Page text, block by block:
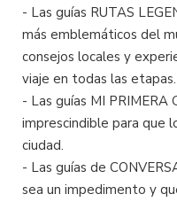
- Las guías RUTAS
más emblemáticos del
consejos locales y
viaje en todas las etapas.
- Las guías MI PRIMERA
imprescindible para que
ciudad.
- Las guías de
sea un impedimento y